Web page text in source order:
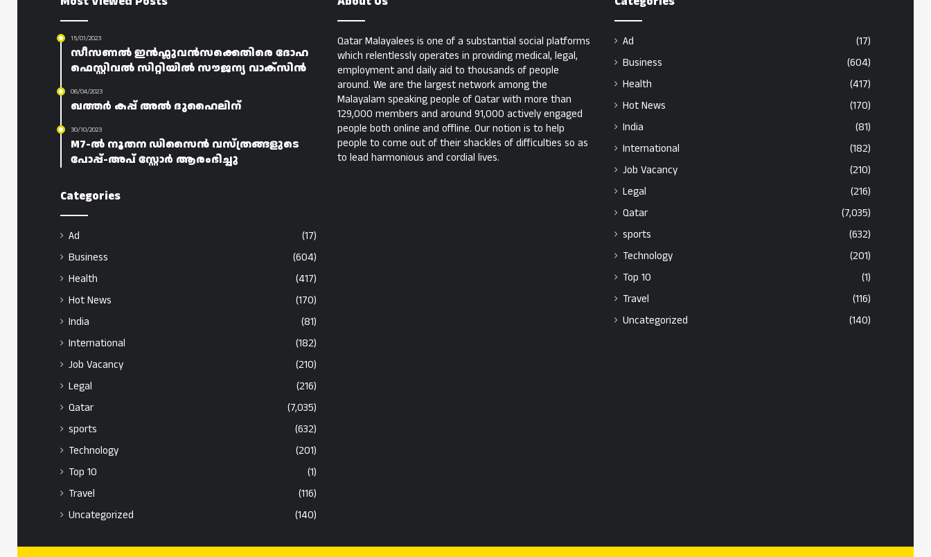
15/01/2023
സീസണൽ ഇൻഫ്ലുവൻസക്കെതിരെ ദോഹ
ഫെസ്റ്റിവൽ സിറ്റിയിൽ സൗജന്യ വാക്‌സിൻ
06/04/2023
ഖത്തർ കപ്പ് അൽ ദുഹൈലിന്
30/10/2023
M7-ൽ നൂതന ഡിസൈൻ വസ്ത്രങ്ങളുടെ
പോപ്പ്-അപ് സ്റ്റോർ ആരംഭിച്ചു
Categories
Ad
(17)
Business
(604)
Health
(417)
Hot News
(170)
India
(81)
International
(182)
Job Vacancy
(210)
Legal
(216)
Qatar
(7,035)
sports
(632)
Technology
(201)
Top 10
(1)
Travel
(116)
Uncategorized
(140)
Qatar Malayalees is one of a substantial social platforms
which relentlessly operates in providing medical, legal,
employment and daily aid to thousands of people
around. We are the largest network among the
Malayalam speaking people of Qatar with more than
129,000 members and around 91,000 actively engaged
people both online and offline. Our notion is to help
people to come out of their shackles of difficulties so as
to lead harmonious and cordial lives.
Ad
(17)
Business
(604)
Health
(417)
Hot News
(170)
India
(81)
International
(182)
Job Vacancy
(210)
Legal
(216)
Qatar
(7,035)
sports
(632)
Technology
(201)
Top 10
(1)
Travel
(116)
Uncategorized
(140)